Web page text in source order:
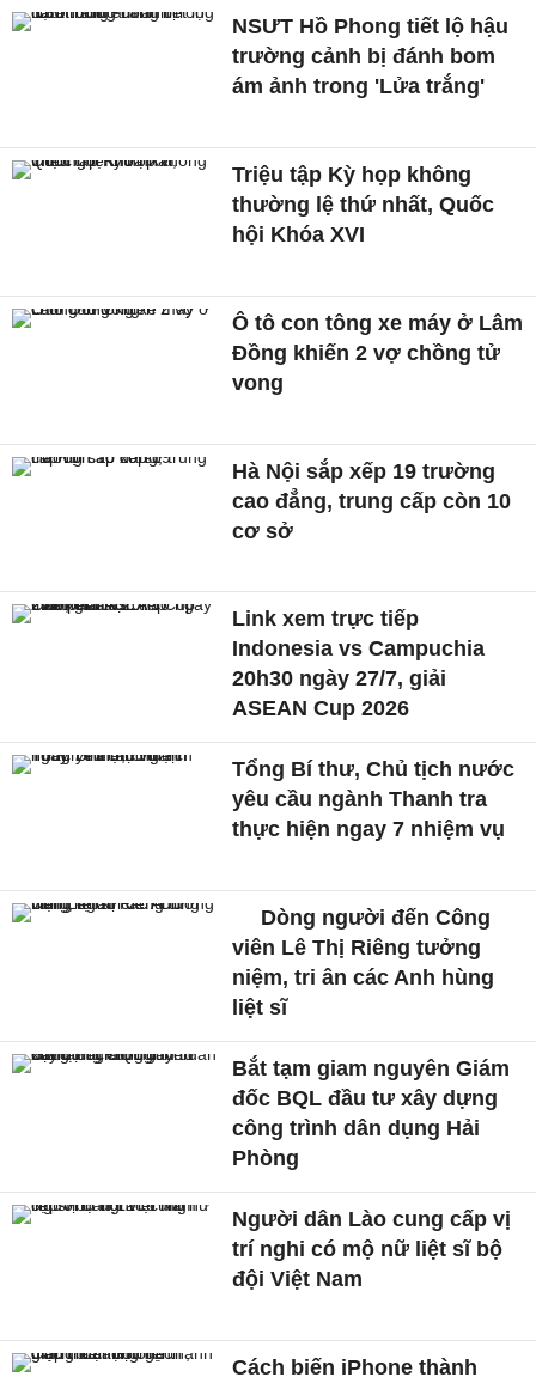
NSƯT Hồ Phong tiết lộ hậu
trường cảnh bị đánh bom
ám ảnh trong 'Lửa trắng'
Triệu tập Kỳ họp không
thường lệ thứ nhất, Quốc
hội Khóa XVI
Ô tô con tông xe máy ở Lâm
Đồng khiến 2 vợ chồng tử
vong
Hà Nội sắp xếp 19 trường
cao đẳng, trung cấp còn 10
cơ sở
Link xem trực tiếp
Indonesia vs Campuchia
20h30 ngày 27/7, giải
ASEAN Cup 2026
Tổng Bí thư, Chủ tịch nước
yêu cầu ngành Thanh tra
thực hiện ngay 7 nhiệm vụ
Dòng người đến Công
viên Lê Thị Riêng tưởng
niệm, tri ân các Anh hùng
liệt sĩ
Bắt tạm giam nguyên Giám
đốc BQL đầu tư xây dựng
công trình dân dụng Hải
Phòng
Người dân Lào cung cấp vị
trí nghi có mộ nữ liệt sĩ bộ
đội Việt Nam
Cách biến iPhone thành